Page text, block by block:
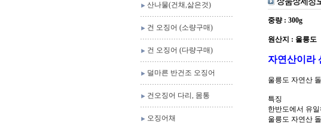
산나물(건채,삶은것)
건 오징어 (소량구매)
건 오징어 (다량구매)
덜마른 반건조 오징어
건오징어 다리, 몸통
오징어채
중량 : 300g
원산지 : 울릉도
자연산이라
울릉도 자연산
특징
한반도에서 유
울릉도 자연산